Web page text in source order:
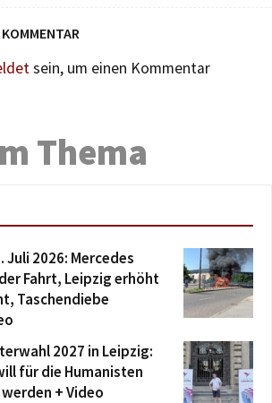
sein, um einen Kommentar
Thema
2026: Mercedes
Fahrt, Leipzig erhöht
Taschendiebe
2027 in Leipzig:
für die Humanisten
+ Video